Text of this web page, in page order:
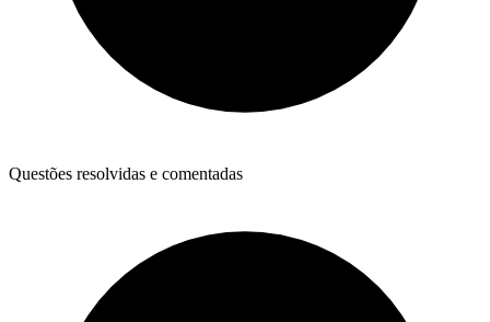
Questões resolvidas e comentadas